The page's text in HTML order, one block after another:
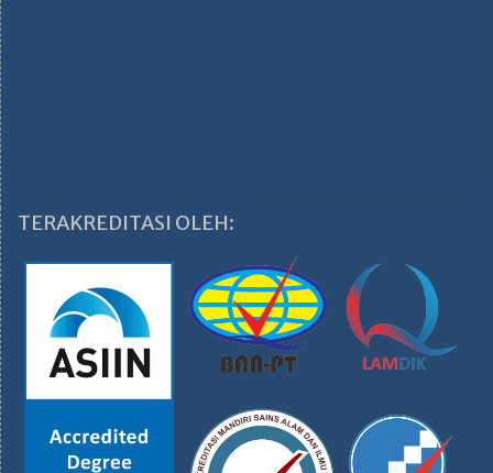
TERAKREDITASI OLEH: